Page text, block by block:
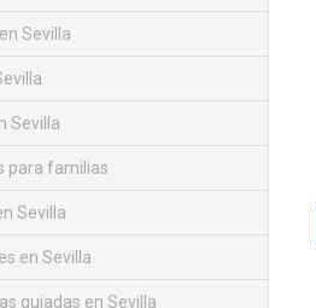
Sevilla
Sevilla
para familias
Sevilla
en Sevilla
guiadas en Sevilla